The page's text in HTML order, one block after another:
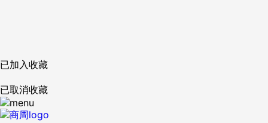
已加入收藏
已取消收藏